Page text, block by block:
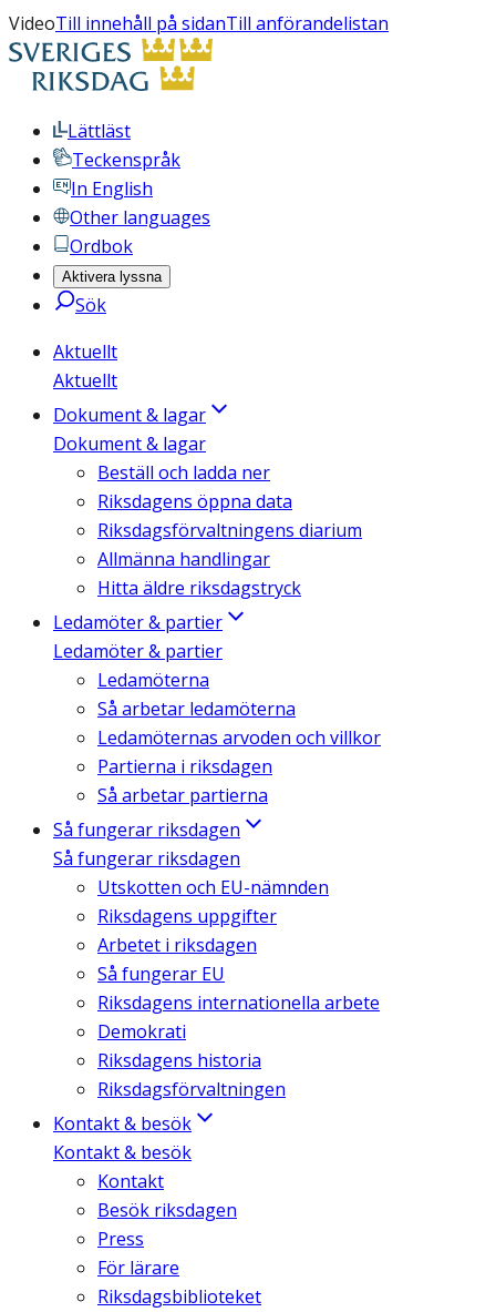
VideoTill innehåll på sidanTill anförandelistan
Lättläst
Teckenspråk
In English
Other languages
Ordbok
Aktivera lyssna
Sök
Aktuellt
Aktuellt
Dokument & lagar
Dokument & lagar
Beställ och ladda ner
Riksdagens öppna data
Riksdagsförvaltningens diarium
Allmänna handlingar
Hitta äldre riksdagstryck
Ledamöter & partier
Ledamöter & partier
Ledamöterna
Så arbetar ledamöterna
Ledamöternas arvoden och villkor
Partierna i riksdagen
Så arbetar partierna
Så fungerar riksdagen
Så fungerar riksdagen
Utskotten och EU-nämnden
Riksdagens uppgifter
Arbetet i riksdagen
Så fungerar EU
Riksdagens internationella arbete
Demokrati
Riksdagens historia
Riksdagsförvaltningen
Kontakt & besök
Kontakt & besök
Kontakt
Besök riksdagen
Press
För lärare
Riksdagsbiblioteket